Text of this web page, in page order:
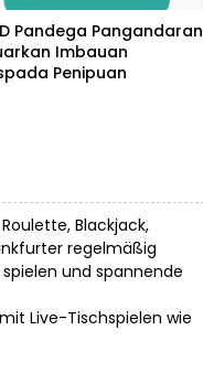
Pandega Pangandaran
Imbauan
Penipuan
Blackjack,
regelmäßig
und spannende
Live-Tischspielen wie